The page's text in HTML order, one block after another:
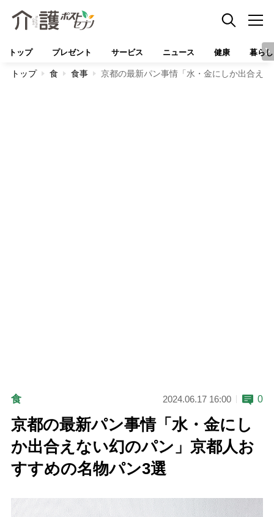
トップ プレゼント サービス ニュース 健康 暮らし
トップ 食 食事 京都の最新パン事情「水・金にしか出合え
食 2024.06.17 16:00 0
京都の最新パン事情「水・金にし
か出合えない幻のパン」京都人お
すすめの名物パン3選